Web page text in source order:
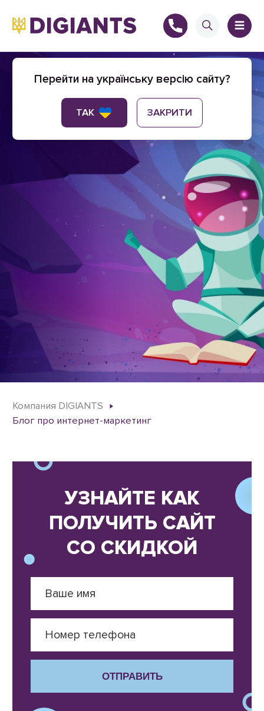
Блог
В нашем блоге мы говорим про любовь и
счастье. И немножко про мир Интернета.
Компания DIGIANTS
Блог про интернет-маркетинг
УЗНАЙТЕ КАК
ПОЛУЧИТЬ САЙТ
СО СКИДКОЙ
ОТПРАВИТЬ
+
Перейти на українську версію сайту?
ЗАКРИТИ
ТАК